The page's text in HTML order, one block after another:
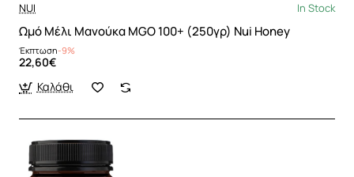
NUI In Stock
Ωμό Μέλι Μανούκα MGO 100+ (250γρ) Nui Honey
Έκπτωση-9%
22,60€
Καλάθι